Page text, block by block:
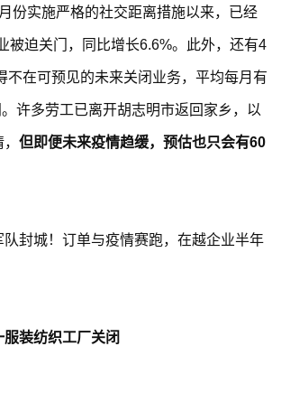
份实施严格的社交距离措施以来，已经
被迫关门，同比增长6.6%。此外，还有4
不在可预见的未来关闭业务，平均每月有
许多劳工已离开胡志明市返回家乡，以
，但即便未来疫情趋缓，预估也只会有60
装纺织工厂关闭